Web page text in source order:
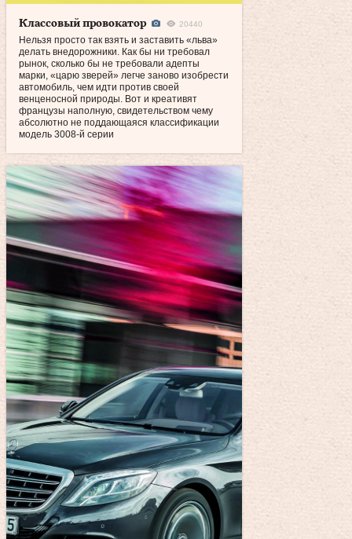
Классовый провокатор 20440
Нельзя просто так взять и заставить «льва»
делать внедорожники. Как бы ни требовал
рынок, сколько бы не требовали адепты
марки, «царю зверей» легче заново изобрести
автомобиль, чем идти против своей
венценосной природы. Вот и креативят
французы наполную, свидетельством чему
абсолютно не поддающаяся классификации
модель 3008‑й серии